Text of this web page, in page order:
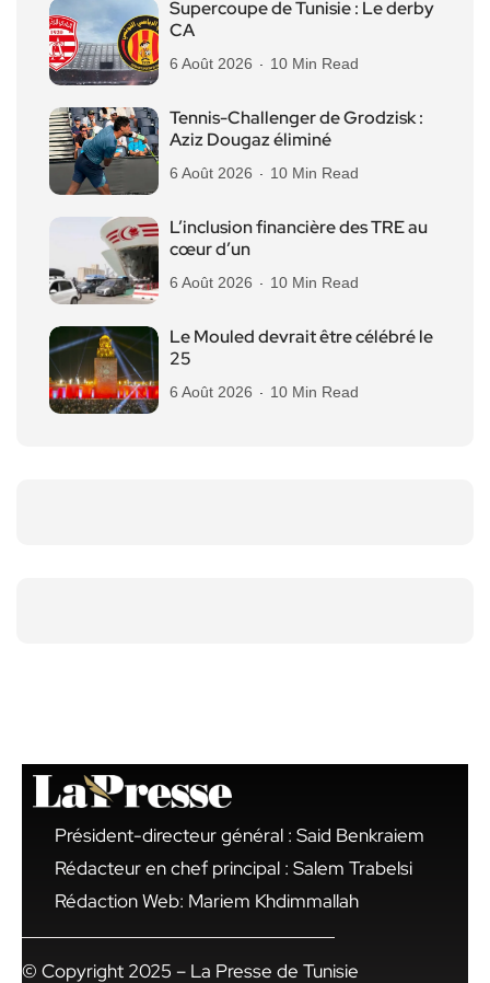
Supercoupe de Tunisie : Le derby
CA
6 Août 2026 10 Min Read
Tennis-Challenger de Grodzisk :
Aziz Dougaz éliminé
6 Août 2026 10 Min Read
L’inclusion financière des TRE au
cœur d’un
6 Août 2026 10 Min Read
Le Mouled devrait être célébré le
25
6 Août 2026 10 Min Read
Président-directeur général : Said Benkraiem
Rédacteur en chef principal : Salem Trabelsi
Rédaction Web: Mariem Khdimmallah
© Copyright 2025 – La Presse de Tunisie